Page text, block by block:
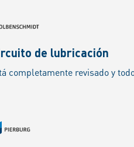
de lubricación